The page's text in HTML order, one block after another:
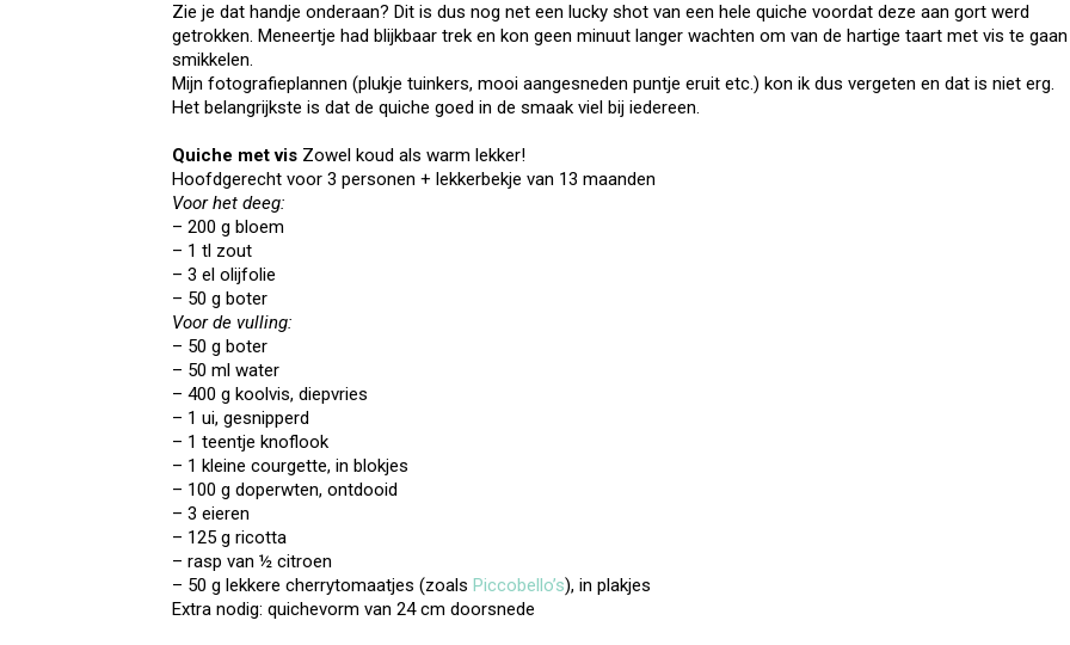
Zie je dat handje onderaan? Dit is dus nog net een lucky shot van een hele quiche voordat deze aan gort werd
getrokken. Meneertje had blijkbaar trek en kon geen minuut langer wachten om van de hartige taart met vis te gaan
smikkelen.
Mijn fotografieplannen (plukje tuinkers, mooi aangesneden puntje eruit etc.) kon ik dus vergeten en dat is niet erg.
Het belangrijkste is dat de quiche goed in de smaak viel bij iedereen.
Quiche met vis Zowel koud als warm lekker!
Hoofdgerecht voor 3 personen + lekkerbekje van 13 maanden
Voor het deeg:
– 200 g bloem
– 1 tl zout
– 3 el olijfolie
– 50 g boter
Voor de vulling:
– 50 g boter
– 50 ml water
– 400 g koolvis, diepvries
– 1 ui, gesnipperd
– 1 teentje knoflook
– 1 kleine courgette, in blokjes
– 100 g doperwten, ontdooid
– 3 eieren
– 125 g ricotta
– rasp van ½ citroen
– 50 g lekkere cherrytomaatjes (zoals Piccobello’s), in plakjes
Extra nodig: quichevorm van 24 cm doorsnede